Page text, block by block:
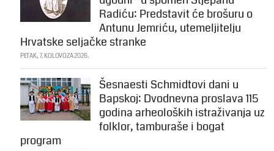
Radiću: Predstavit će brošuru o
Antunu Jemriću, utemeljitelju
Hrvatske seljačke stranke
PETAK, 7. KOLOVOZA 2026.
Šesnaesti Schmidtovi dani u
Bapskoj: Dvodnevna proslava 115
godina arheoloških istraživanja uz
folklor, tamburaše i bogat
program